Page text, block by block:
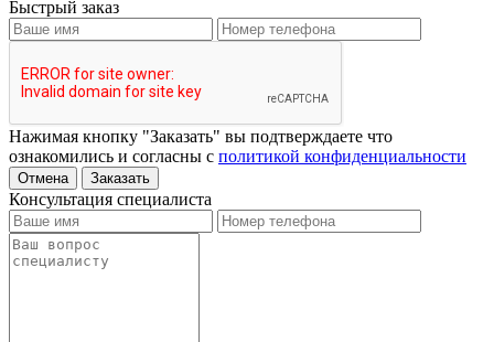
Быстрый заказ
Нажимая кнопку "Заказать" вы подтверждаете что
ознакомились и согласны с политикой конфиденциальности
Отмена Заказать
Консультация специалиста